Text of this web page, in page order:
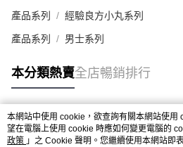
每筆HK$50.00，滿HK$300.00或以上免
產品系列 經驗良方小丸系列
產品系列 男士系列
本分類熱賣全店暢銷排行
熱門標籤
本網站中使用 cookie，欲查詢有關本網站使用
望在電腦上使用 cookie 時應如何變更電腦的
政策 」之 Cookie 聲明。您繼續使用本網站即